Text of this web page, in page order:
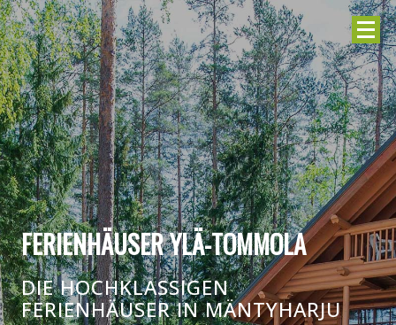
FERIENHÄUSER YLÄ-TOMMOLA
DIE HOCHKLASSIGEN
FERIENHÄUSER IN MÄNTYHARJU